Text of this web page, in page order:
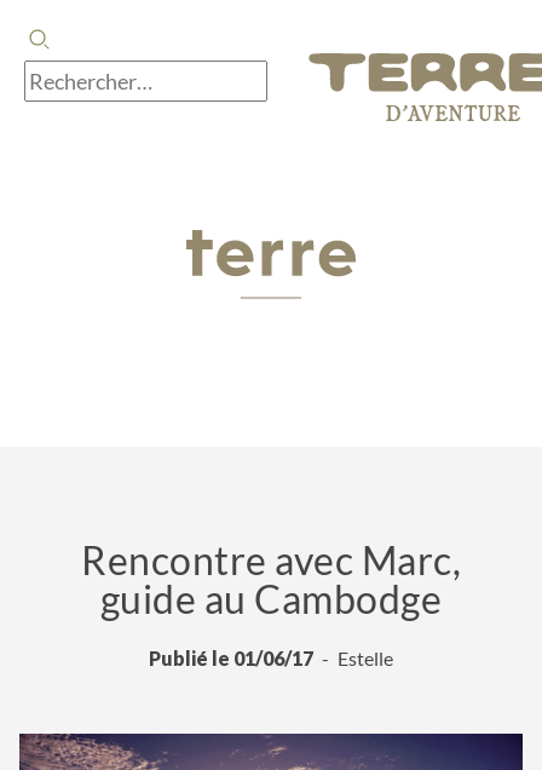
Rencontre avec Marc,
guide au Cambodge
Publié le 01/06/17 Estelle